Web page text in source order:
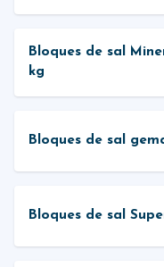
Bloques de sal
kg
Bloques de sal
Bloques de sal